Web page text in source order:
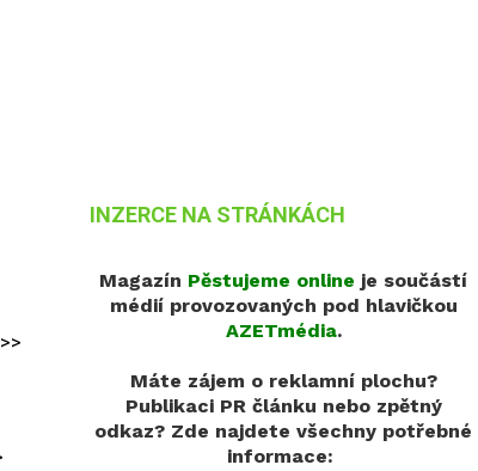
>>
INZERCE NA STRÁNKÁCH
Magazín Pěstujeme online je součástí
médií provozovaných pod hlavičkou
AZETmédia.
Máte zájem o reklamní plochu?
Publikaci PR článku nebo zpětný
odkaz? Zde najdete všechny potřebné
informace: